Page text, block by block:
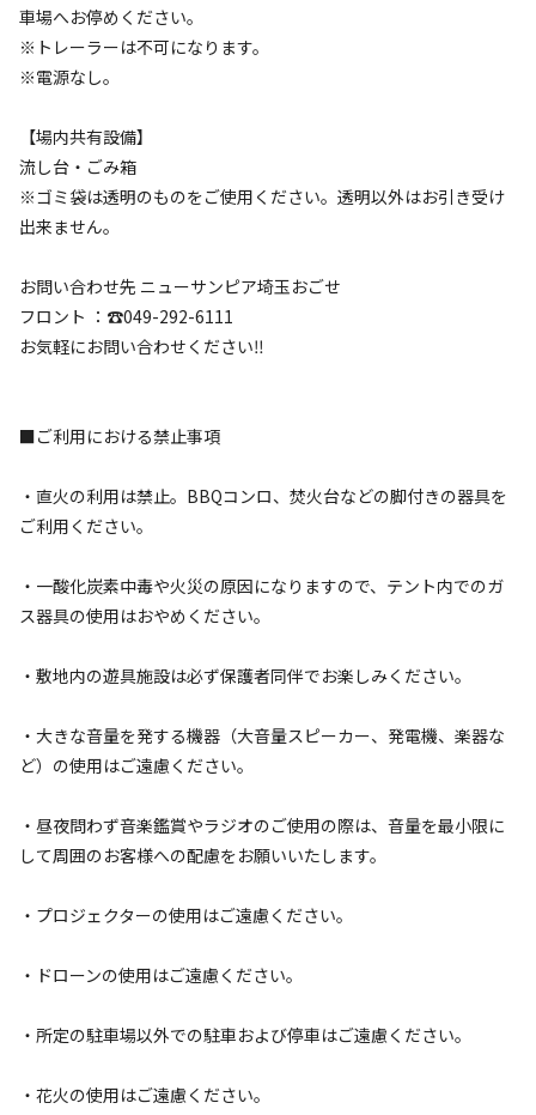
車場へお停めください。
※トレーラーは不可になります。
※電源なし。
【場内共有設備】
流し台・ごみ箱
※ゴミ袋は透明のものをご使用ください。透明以外はお引き受け
出来ません。
お問い合わせ先 ニューサンピア埼玉おごせ
フロント ：☎️049-292-6111
お気軽にお問い合わせください‼︎
■ご利用における禁止事項
・直火の利用は禁止。BBQコンロ、焚火台などの脚付きの器具を
ご利用ください。
・一酸化炭素中毒や火災の原因になりますので、テント内でのガ
ス器具の使用はおやめください。
・敷地内の遊具施設は必ず保護者同伴でお楽しみください。
・大きな音量を発する機器（大音量スピーカー、発電機、楽器な
ど）の使用はご遠慮ください。
・昼夜問わず音楽鑑賞やラジオのご使用の際は、音量を最小限に
して周囲のお客様への配慮をお願いいたします。
・プロジェクターの使用はご遠慮ください。
・ドローンの使用はご遠慮ください。
・所定の駐車場以外での駐車および停車はご遠慮ください。
・花火の使用はご遠慮ください。
#カップルにおすすめ
#グループにおすすめ # 温泉
#ソロにおすすめ
3.8
管理
3.6
設備
3.2
3.4
2025.1.23更新
越生梅林 梅まつりのご案内
にある「越生梅林」では、毎年恒例の「梅まつり」が開催さ
梅の花々が園内を彩ります。約1,000本の紅梅・白梅が咲き